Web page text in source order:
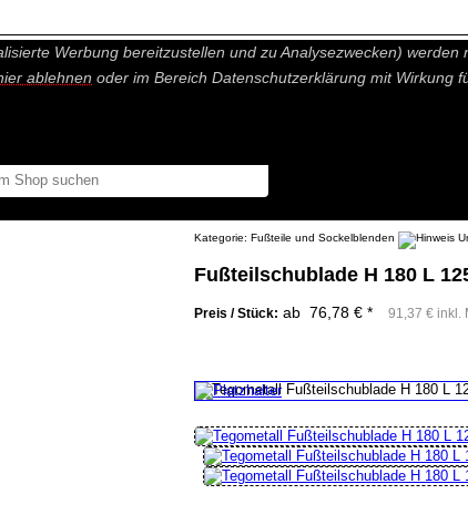
nicht notwendige Cookies und Statistik Funktionen, die
Werbung bereitzustellen und zu Analysezwecken)
ablehnen oder im Bereich Datenschutzerklärung mit Wirkung
Kategorie: Fußteile und Sockelblenden
Fußteilschublade H 180 L
Preis / Stück: ab 76,78 € * 91,37 € inkl.